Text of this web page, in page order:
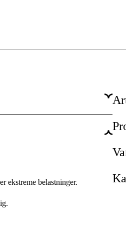
66 stk.
ekstreme belastninger.